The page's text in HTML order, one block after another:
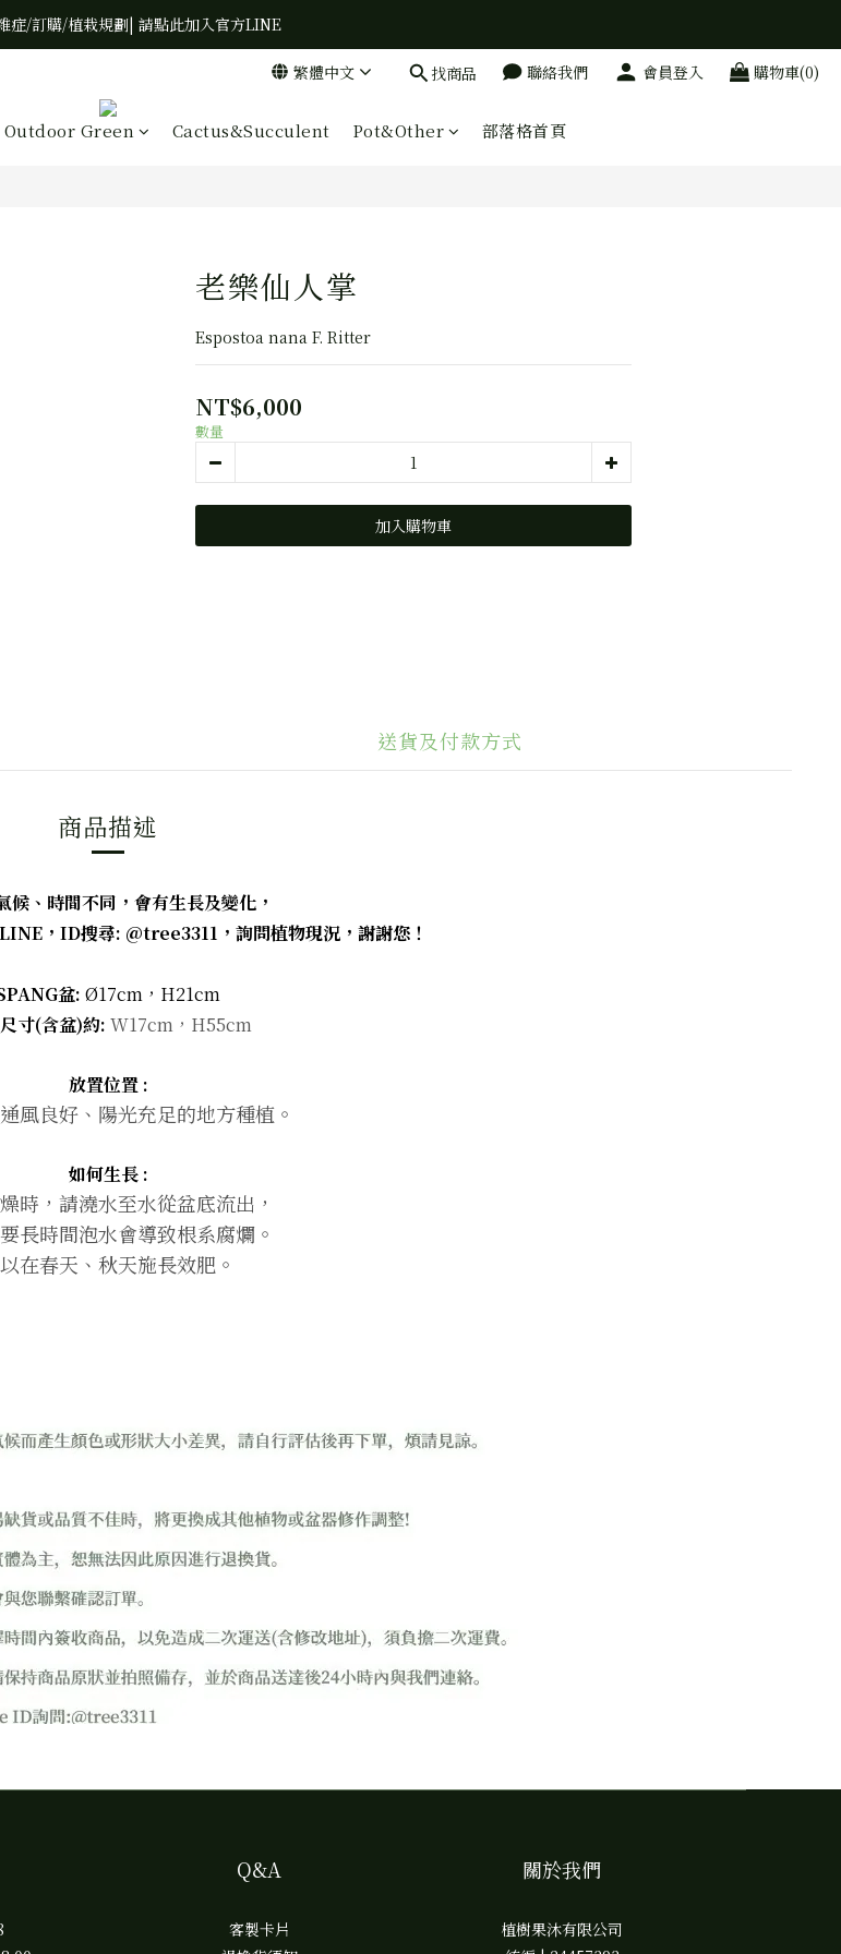
症/訂購/植栽規劃| 請點此加入官方LINE
繁體中文 找商品 聯絡我們 會員登入 購物車(0)
Outdoor Green Cactus&Succulent Pot&Other 部落格首頁
老樂仙人掌
Espostoa nana F. Ritter
NT$6,000
數量
加入購物車
送貨及付款方式
商品描述
候、時間不同，會有生長及變化，
，ID搜尋: @tree3311，詢問植物現況， 謝謝您！
盆: Ø17cm ，H21cm
寸(含盆)約: W17cm，H55cm
放置位置 :
風良好、陽光充足的地方種植 。
如何生長 :
時，請澆水至水從盆底流出，
長時間泡水會導致根系腐爛。
在春天、秋天施長效肥。
Q&A
客製卡片
關於我們
植樹果沐有限公司